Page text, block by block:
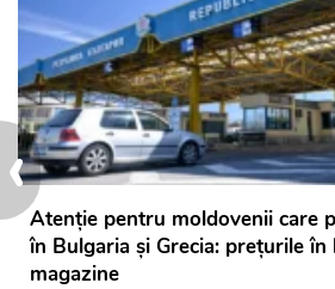
‹
Atenție pentru moldovenii care
în Bulgaria și Grecia: prețurile în
magazine